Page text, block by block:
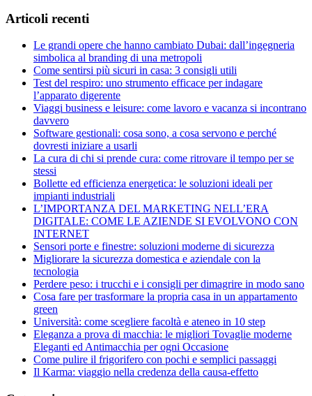
Articoli recenti
Le grandi opere che hanno cambiato Dubai: dall’ingegneria
simbolica al branding di una metropoli
Come sentirsi più sicuri in casa: 3 consigli utili
Test del respiro: uno strumento efficace per indagare
l’apparato digerente
Viaggi business e leisure: come lavoro e vacanza si incontrano
davvero
Software gestionali: cosa sono, a cosa servono e perché
dovresti iniziare a usarli
La cura di chi si prende cura: come ritrovare il tempo per se
stessi
Bollette ed efficienza energetica: le soluzioni ideali per
impianti industriali
L’IMPORTANZA DEL MARKETING NELL’ERA
DIGITALE: COME LE AZIENDE SI EVOLVONO CON
INTERNET
Sensori porte e finestre: soluzioni moderne di sicurezza
Migliorare la sicurezza domestica e aziendale con la
tecnologia
Perdere peso: i trucchi e i consigli per dimagrire in modo sano
Cosa fare per trasformare la propria casa in un appartamento
green
Università: come scegliere facoltà e ateneo in 10 step
Eleganza a prova di macchia: le migliori Tovaglie moderne
Eleganti ed Antimacchia per ogni Occasione
Come pulire il frigorifero con pochi e semplici passaggi
Il Karma: viaggio nella credenza della causa-effetto